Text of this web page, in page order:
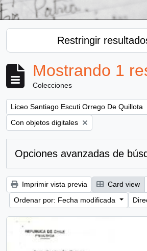
Restringir
Mostrando 1
Colecciones
Remove filter:
Liceo Santiago Escuti Orrego De Quillota
Remove filter:
Con objetos digitales
Opciones avanzadas de
Imprimir vista previa Card view
Ordenar por: Fecha modificada